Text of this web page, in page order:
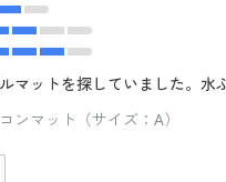
マットを探していました。水
ンマット（サイズ：A）